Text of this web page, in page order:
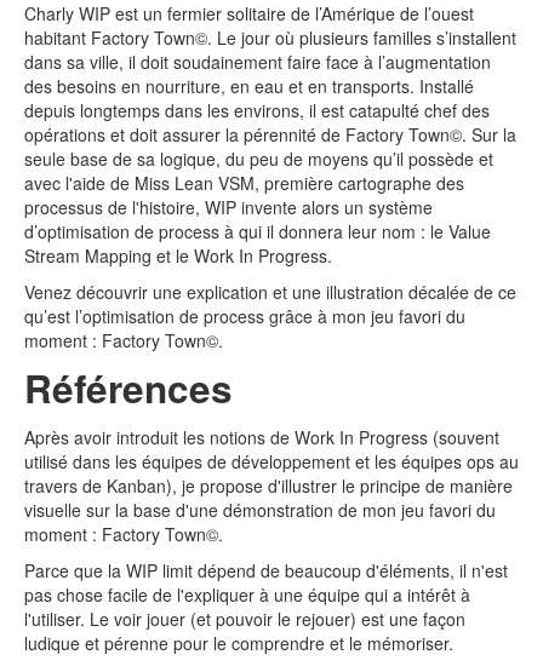
Charly WIP est un fermier solitaire de l’Amérique de l’ouest
habitant Factory Town©️. Le jour où plusieurs familles s’installent
dans sa ville, il doit soudainement faire face à l’augmentation
des besoins en nourriture, en eau et en transports. Installé
depuis longtemps dans les environs, il est catapulté chef des
opérations et doit assurer la pérennité de Factory Town©️. Sur la
seule base de sa logique, du peu de moyens qu’il possède et
avec l'aide de Miss Lean VSM, première cartographe des
processus de l'histoire, WIP invente alors un système
d’optimisation de process à qui il donnera leur nom : le Value
Stream Mapping et le Work In Progress.
Venez découvrir une explication et une illustration décalée de ce
qu’est l’optimisation de process grâce à mon jeu favori du
moment : Factory Town©️.
Références
Après avoir introduit les notions de Work In Progress (souvent
utilisé dans les équipes de développement et les équipes ops au
travers de Kanban), je propose d'illustrer le principe de manière
visuelle sur la base d'une démonstration de mon jeu favori du
moment : Factory Town©️.
Parce que la WIP limit dépend de beaucoup d'éléments, il n'est
pas chose facile de l'expliquer à une équipe qui a intérêt à
l'utiliser. Le voir jouer (et pouvoir le rejouer) est une façon
ludique et pérenne pour le comprendre et le mémoriser.